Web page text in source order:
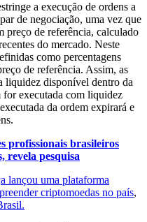
a execução de ordens a
de negociação, uma vez que
preço de referência, calculado
do mercado. Neste
como percentagens
de referência. Assim, as
liquidez disponível dentro da
executada com liquidez
da ordem expirará e
profissionais brasileiros
revela pesquisa
lançou uma plataforma
criptomoedas no país,